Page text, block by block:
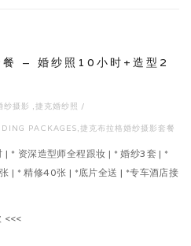
餐 – 婚纱照10小时+造型2
纱摄影 ,捷克婚纱照 /
PACKAGES,捷克布拉格婚纱摄影套餐
* 资深造型师全程跟妆 | * 婚纱3套 | *
| * 精修40张 | *底片全送 | *专车酒店接
<<<